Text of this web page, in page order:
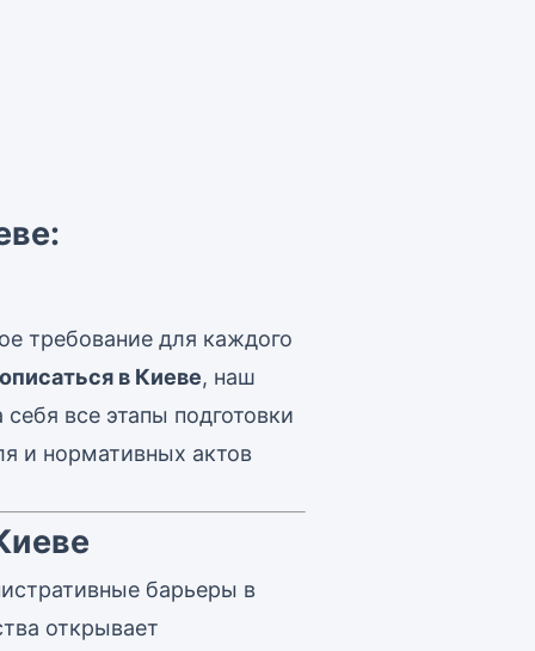
требование для каждого
в Киеве, наш
все этапы подготовки
и нормативных актов
барьеры в
открывает